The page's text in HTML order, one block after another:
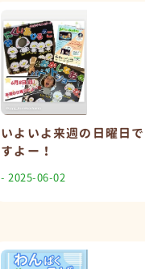
いよいよ来週の日曜日で
すよー！
- 2025-06-02